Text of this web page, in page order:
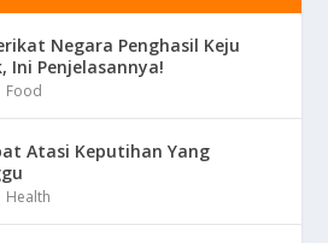
Negara Penghasil Keju
Ini Penjelasannya!
Food
Atasi Keputihan Yang
Health